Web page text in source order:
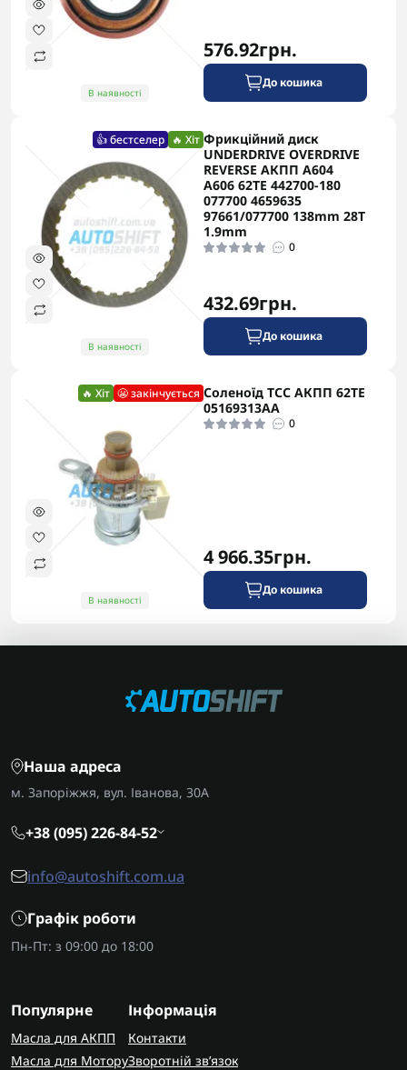
В наявності
576.92грн.
До кошика
👍 бестселер 🔥 Хіт
В наявності
Фрикційний диск
UNDERDRIVE OVERDRIVE
REVERSE АКПП A604
A606 62TE 442700-180
077700 4659635
97661/077700 138mm 28T
1.9mm
0
432.69грн.
До кошика
🔥 Хіт 😬 закінчується
В наявності
Соленоїд ТСС АКПП 62TE
05169313AA
0
4 966.35грн.
До кошика
Наша адреса
м. Запоріжжя, вул. Іванова, 30А
+38 (095) 226-84-52
info@autoshift.com.ua
Графік роботи
Пн-Пт: з 09:00 до 18:00
Популярне
Масла для АКПП
Масла для Мотору
Інформація
Контакти
Зворотній зв’язок